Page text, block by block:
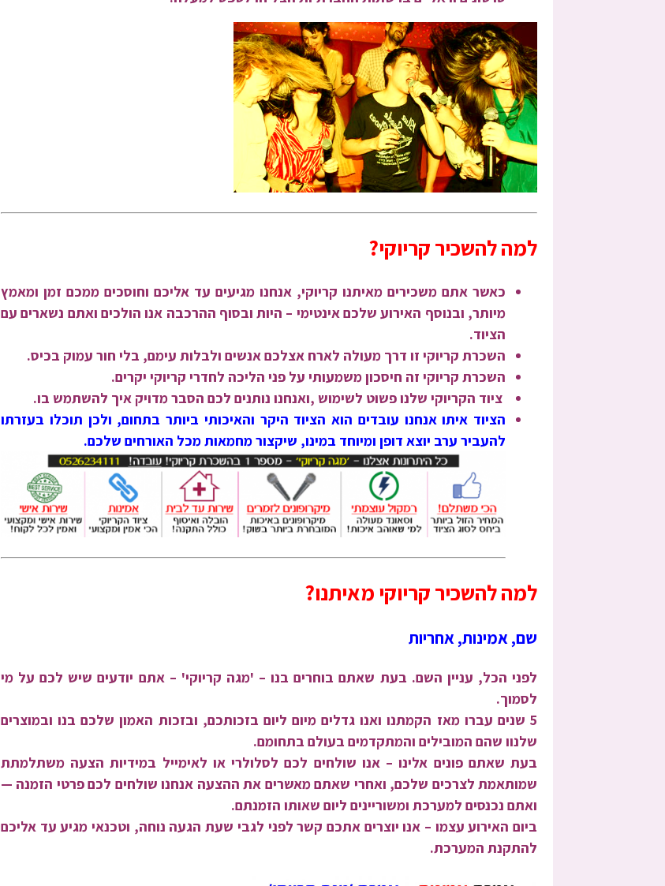
למה להשכיר קריוקי?
כאשר אתם משכירים מאיתנו קריוקי, אנחנו מגיעים עד אליכם וחוסכים ממכם זמן ומאמץ
מיותר, ובנוסף האירוע שלכם אינטימי – היות ובסוף ההרכבה אנו הולכים ואתם נשארים עם
הציוד.
השכרת קריוקי זו דרך מעולה לארח אצלכם אנשים ולבלות עימם, בלי חור עמוק בכיס.
השכרת קריוקי זה חיסכון משמעותי על פני הליכה לחדרי קריוקי יקרים.
ציוד הקריוקי שלנו פשוט לשימוש ,ואנחנו נותנים לכם הסבר מדויק איך להשתמש בו.
הציוד איתו אנחנו עובדים הוא הציוד היקר והאיכותי ביותר בתחום, ולכן תוכלו בעזרתו
להעביר ערב יוצא דופן ומיוחד במינו, שיקצור מחמאות מכל האורחים שלכם.
למה להשכיר קריוקי מאיתנו?
שם, אמינות, אחריות
לפני הכל, עניין השם. בעת שאתם בוחרים בנו – 'מגה קריוקי' – אתם יודעים שיש לכם על מי
לסמוך.
5 שנים עברו מאז הקמתנו ואנו גדלים מיום ליום בזכותכם, ובזכות האמון שלכם בנו ובמוצרים
שלנוו שהם המובילים והמתקדמים בעולם בתחומם.
בעת שאתם פונים אלינו– אנו שולחים לכם לסלולרי או לאימייל במידיות הצעה משתלמתת
שמותאמת לצרכים שלכם, ואחרי שאתם מאשרים את ההצעה אנחנו שולחים לכם פרטי הזמנה —
ואתם נכנסים למערכת ומשוריינים ליום שאותו הזמנתם.
ביום האירוע עצמו – אנו יוצרים אתכם קשר לפני לגבי שעת הגעה נוחה, וטכנאי מגיע עד אליכם
להתקנת המערכת.